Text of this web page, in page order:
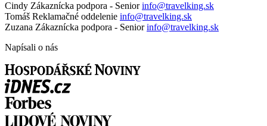
Cindy Zákaznícka podpora - Senior info@travelking.sk
Tomáš Reklamačné oddelenie info@travelking.sk
Zuzana Zákaznícka podpora - Senior info@travelking.sk
Napísali o nás